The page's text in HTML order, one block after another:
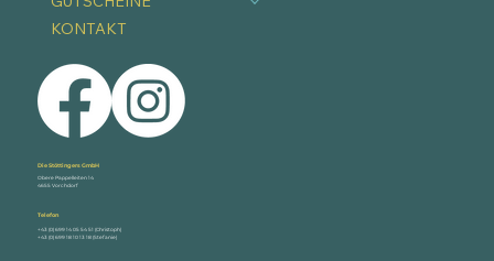
KONTAKT
Die Stöttingers GmbH
Obere Pappelleiten 14
4655 Vorchdorf
Telefon
+43 (0) 699 14 05 54 51 (Christoph)
+43 (0) 699 18 10 13 18 (Stefanie)